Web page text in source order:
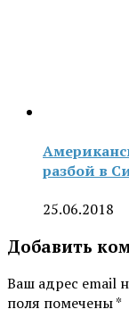
разбой в
25.06.2018
Добавить
Ваш адрес email
поля помечены*